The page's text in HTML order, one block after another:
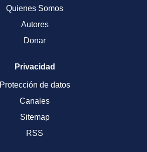
Quienes Somos
Autores
Donar
Privacidad
Protección de datos
Canales
Sitemap
RSS